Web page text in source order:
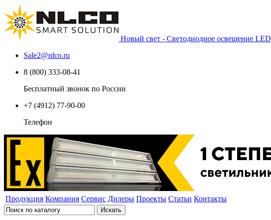
Новый свет - Светодиодное освещение LED
Sale2@nlco.ru
8 (800) 333-08-41
Бесплатный звонок по России
+7 (4912) 77-90-00
Телефон
Продукция Компания Сервис Дилеры Проекты Статьи Контакты